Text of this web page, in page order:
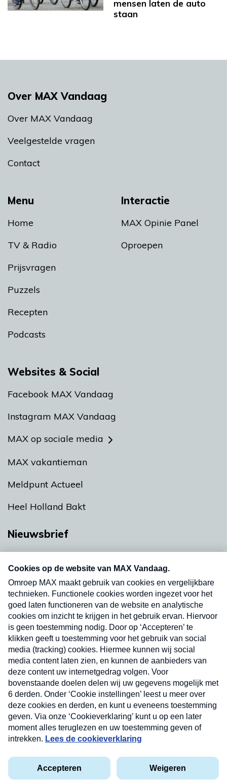
mensen laten de auto
staan
Menu
Home
TV & Radio
Prijsvragen
Puzzels
Recepten
Podcasts
Interactie
MAX Opinie Panel
Oproepen
Over MAX Vandaag
Over MAX Vandaag
Veelgestelde vragen
Contact
Websites & Social
Facebook MAX Vandaag
Instagram MAX Vandaag
MAX op sociale media
MAX vakantieman
Meldpunt Actueel
Heel Holland Bakt
Nieuwsbrief
nieuwsbrief. Elke vrijdag- en dinsdagochtend in
uw mailbox.
Verzend
Privacyverklaring
Cookieverklaring
Kwetsbaarheid melden
Nieuwsbrief
Neem hier een gratis abonnement op onze
nieuwsbrief. Elke vrijdag- en dinsdagochtend in uw